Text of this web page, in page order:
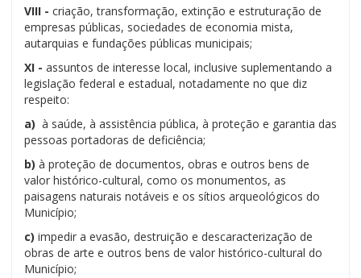
VIII - criação, transformação, extinção e estruturação de
empresas públicas, sociedades de economia mista,
autarquias e fundações públicas municipais;
XI - assuntos de interesse local, inclusive suplementando a
legislação federal e estadual, notadamente no que diz
respeito:
a) à saúde, à assistência pública, à proteção e garantia das
pessoas portadoras de deficiência;
b) à proteção de documentos, obras e outros bens de
valor histórico-cultural, como os monumentos, as
paisagens naturais notáveis e os sítios arqueológicos do
Município;
c) impedir a evasão, destruição e descaracterização de
obras de arte e outros bens de valor histórico-cultural do
Município;